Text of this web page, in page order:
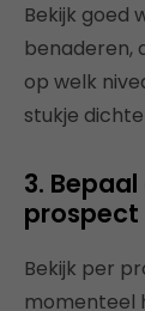
Bekijk goed
benaderen,
op welk
stukje
3.
prospect
Bekijk per
momenteel